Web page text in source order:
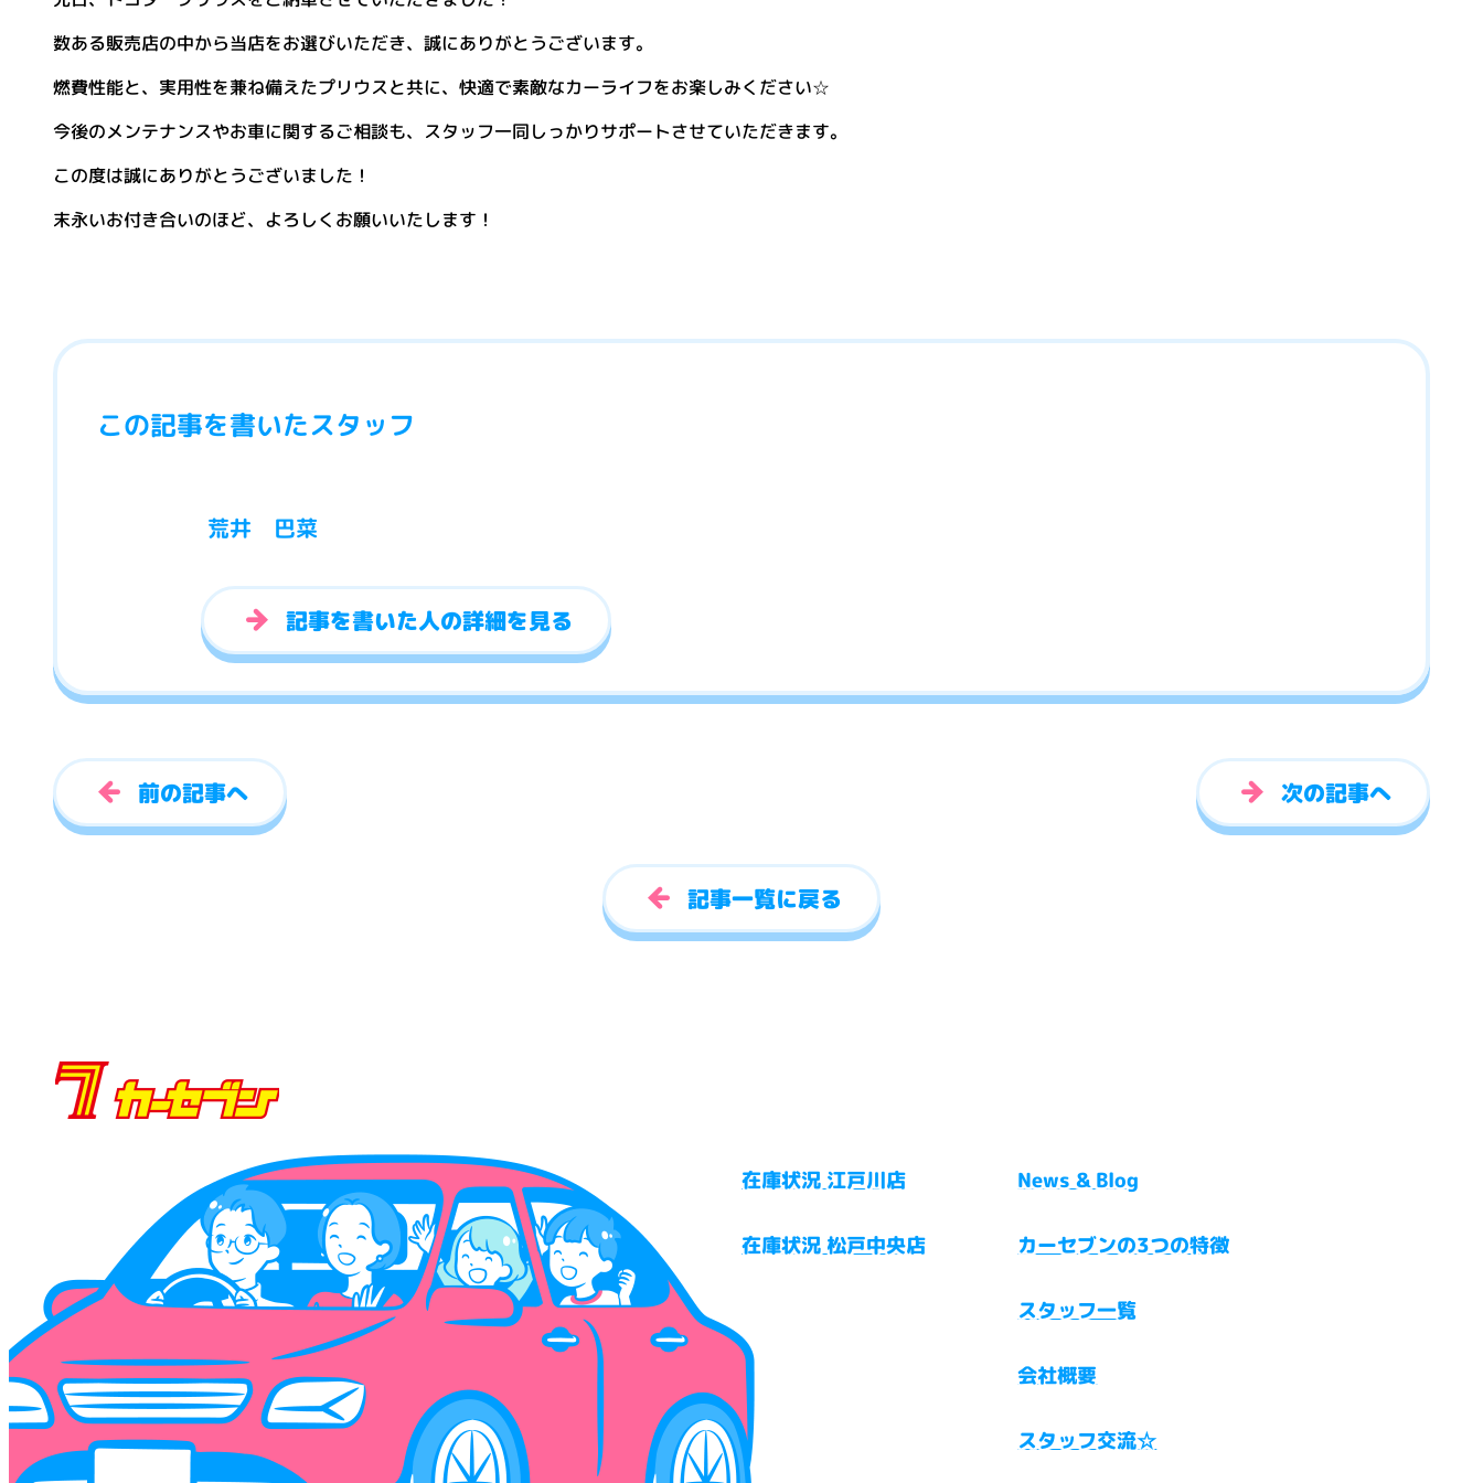
数ある販売店の中から当店をお選びいただき、誠にありがとうございます。
燃費性能と、実用性を兼ね備えたプリウスと共に、快適で素敵なカーライフをお楽しみください☆
今後のメンテナンスやお車に関するご相談も、スタッフ一同しっかりサポートさせていただきます。
この度は誠にありがとうございました！
末永いお付き合いのほど、よろしくお願いいたします！
この記事を書いたスタッフ
荒井 巴菜
記事を書いた人の詳細を見る
前の記事へ 次の記事へ
記事一覧に戻る
在庫状況 江戸川店
在庫状況 松戸中央店
News & Blog
カーセブンの3つの特徴
スタッフ一覧
会社概要
スタッフ交流☆